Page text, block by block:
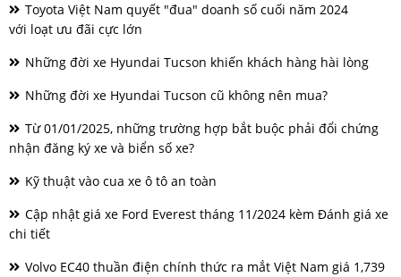
Toyota Việt Nam quyết "đua" doanh số cuối năm 2024
với loạt ưu đãi cực lớn
Những đời xe Hyundai Tucson khiến khách hàng hài lòng
Những đời xe Hyundai Tucson cũ không nên mua?
Từ 01/01/2025, những trường hợp bắt buộc phải đổi chứng
nhận đăng ký xe và biển số xe?
Kỹ thuật vào cua xe ô tô an toàn
Cập nhật giá xe Ford Everest tháng 11/2024 kèm Đánh giá xe
chi tiết
Volvo EC40 thuần điện chính thức ra mắt Việt Nam giá 1,739